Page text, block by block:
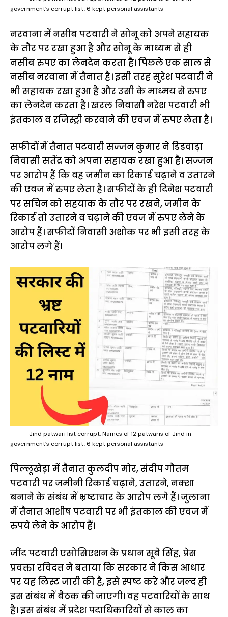
government’s corrupt list, 6 kept personal assistants
नरवाना में नसीब पटवारी ने सोनू को अपने सहायक
के तौर पर रखा हुआ है और सोनू के माध्यम से ही
नसीब रुपए का लेनदेन करता है। पिछले एक साल से
नसीब नरवाना में तैनात है। इसी तरह सुरेश पटवारी ने
भी सहायक रखा हुआ है और उसी के माध्मय से रुपए
का लेनदेन करता है। खरल निवासी नरेश पटवारी भी
इंतकाल व रजिस्ट्री करवाने की एवज में रुपए लेता है।
सफीदों में तैनात पटवारी सज्जन कुमार ने डिडवाड़ा
निवासी सतेंद्र को अपना सहायक रखा हुआ है। सज्जन
पर आरोप हैं कि वह जमीन का रिकार्ड चढ़ाने व उतारने
की एवज में रुपए लेता है। सफीदों के ही दिनेश पटवारी
पर सचिन को सहयाक के तौर पर रखने, जमीन के
रिकार्ड तो उतारने व चढ़ाने की एवज में रुपए लेने के
आरोप हैं। सफीदों निवासी अशोक पर भी इसी तरह के
आरोप लगे हैं।
Jind patwari list corrupt: Names of 12 patwaris of Jind in
government’s corrupt list, 6 kept personal assistants
पिल्लूखेड़ा में तैनात कुलदीप मोर, संदीप गौतम
पटवारी पर जमीनी रिकार्ड चढ़ाने, उतारने, नक्शा
बनाने के संबंध में भ्रष्टाचार के आरोप लगे हैं। जुलाना
में तैनात आशीष पटवारी पर भी इंतकाल की एवज में
रुपये लेने के आरोप हैं।
जींद पटवारी एसोसिएशन के प्रधान सूबे सिंह, प्रेस
प्रवक्ता रविदत्त ने बताया कि सरकार ने किस आधार
पर यह लिस्ट जारी की है, इसे स्पष्ट करे और जल्द ही
इस संबंध में बैठक की जाएगी। वह पटवारियों के साथ
है। इस संबंध में प्रदेश पदाधिकारियों से काल का